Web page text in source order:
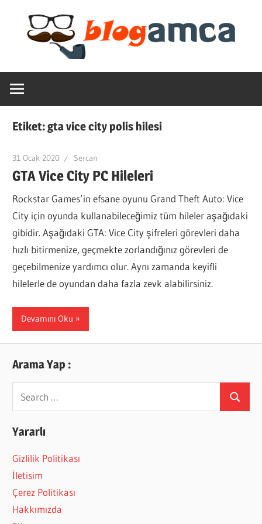
content
Blogamca
2025
Haber,
Blogların
Etiket:gta vice city polis hilesi
31 Ocak 2020 Sercan
GTA Vice City PC Hileleri
Rockstar Games’in efsane oyunu Grand Theft Auto: Vice
City için oyunda kullanabileceğimiz tüm hileler aşağıdaki
gibidir. Aşağıdaki GTA: Vice City şifreleri görevleri daha
hızlı bitirmenize, geçmekte zorlandığınız görevleri de
geçebilmenize yardımcı olur. Aynı zamanda keyifli
hilelerle de oyundan daha fazla zevk alabilirsiniz.
Devamını Oku
Arama Yap :
Search
for:
Search
Yararlı
Gizlilik Politikası
İletisim
Çerez Politikası
Hakkımızda